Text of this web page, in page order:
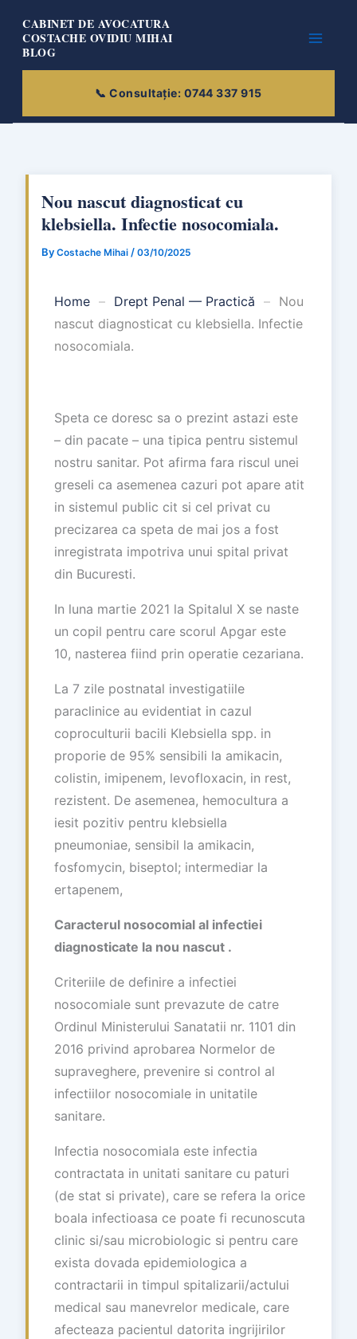
content
CABINET DE AVOCATURA
COSTACHE OVIDIU MIHAI
BLOG
Nou nascut diagnosticat cu
klebsiella. Infectie nosocomiala.
By Costache Mihai / 03/10/2025
Home – Drept Penal — Practică – Nou
nascut diagnosticat cu klebsiella. Infectie
nosocomiala.
Speta ce doresc sa o prezint astazi este
– din pacate – una tipica pentru sistemul
nostru sanitar. Pot afirma fara riscul unei
greseli ca asemenea cazuri pot apare atit
in sistemul public cit si cel privat cu
precizarea ca speta de mai jos a fost
inregistrata impotriva unui spital privat
din Bucuresti.
In luna martie 2021 la Spitalul X se naste
un copil pentru care scorul Apgar este
10, nasterea fiind prin operatie cezariana.
La 7 zile postnatal investigatiile
paraclinice au evidentiat in cazul
coproculturii bacili Klebsiella spp. in
proporie de 95% sensibili la amikacin,
colistin, imipenem, levofloxacin, in rest,
rezistent. De asemenea, hemocultura a
iesit pozitiv pentru klebsiella
pneumoniae, sensibil la amikacin,
fosfomycin, biseptol; intermediar la
ertapenem,
Caracterul nosocomial al infectiei
diagnosticate la nou nascut .
Criteriile de definire a infectiei
nosocomiale sunt prevazute de catre
Ordinul Ministerului Sanatatii nr. 1101 din
2016 privind aprobarea Normelor de
supraveghere, prevenire si control al
infectiilor nosocomiale in unitatile
sanitare.
Infectia nosocomiala este infectia
contractata in unitati sanitare cu paturi
(de stat si private), care se refera la orice
boala infectioasa ce poate fi recunoscuta
clinic si/sau microbiologic si pentru care
exista dovada epidemiologica a
contractarii in timpul spitalizarii/actului
medical sau manevrelor medicale, care
afecteaza pacientul datorita ingrijirilor